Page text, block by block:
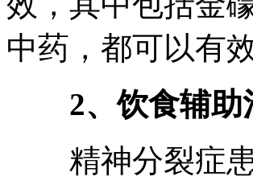
中药，都可以有
2、饮食辅
精神分裂症患